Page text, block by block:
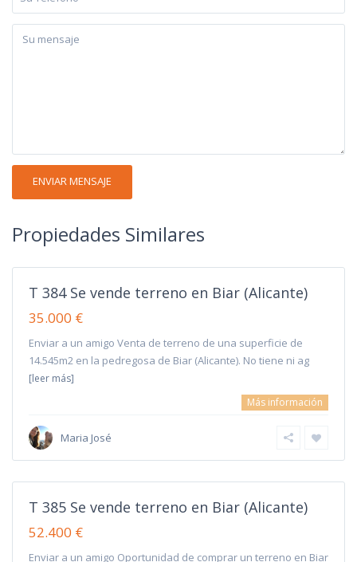
Propiedades Similares
T 384 Se vende terreno en Biar (Alicante)
35.000 €
Enviar a un amigo Venta de terreno de una superficie de
14.545m2 en la pedregosa de Biar (Alicante). No tiene ni ag
[leer más]
Más información
Maria José
T 385 Se vende terreno en Biar (Alicante)
52.400 €
Enviar a un amigo Oportunidad de comprar un terreno en Biar